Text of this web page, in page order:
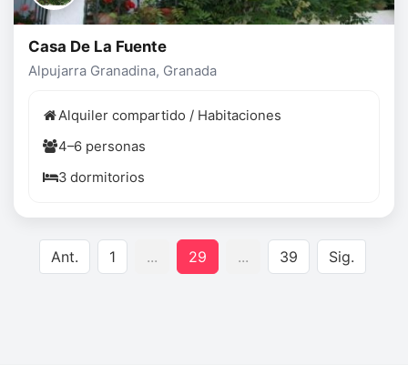
Casa De La Fuente
Alpujarra Granadina, Granada
Alquiler compartido / Habitaciones
4–6 personas
3 dormitorios
Ant. 1 ... 29 ... 39 Sig.